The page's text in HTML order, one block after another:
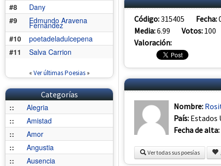
#8
Dany
#9
Edmundo Aravena
Fernández
#10
poetadeladulcepena
#11
Salva Carrion
« Ver últimas Poesias»
Categorías
::
Alegria
::
Amistad
::
Amor
::
Angustia
::
Ausencia
Código:315405 Fecha:
Media:6.99 Votos: 100
Valoración:
Nombre:
País: Estados
Fecha de alta:
Ver todas sus poesías